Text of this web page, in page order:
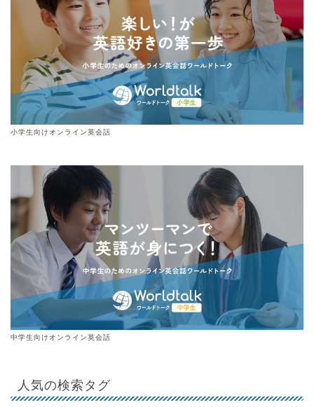
小学生向けオンライン英会話
中学生向けオンライン英会話
人気の検索タグ